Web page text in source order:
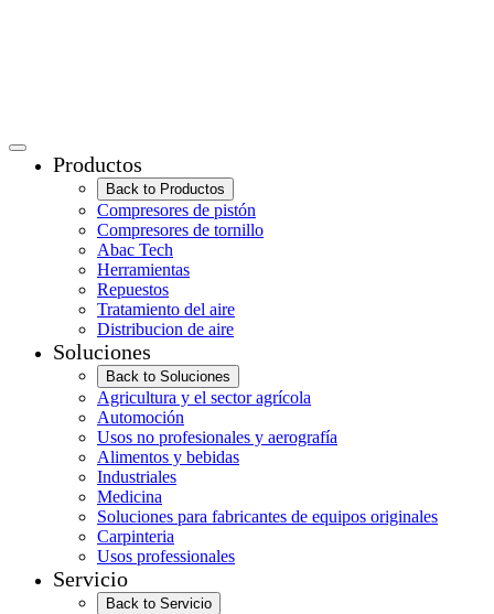
Productos
Back to Productos
Compresores de pistón
Compresores de tornillo
Abac Tech
Herramientas
Repuestos
Tratamiento del aire
Distribucion de aire
Soluciones
Back to Soluciones
Agricultura y el sector agrícola
Automoción
Usos no profesionales y aerografía
Alimentos y bebidas
Industriales
Medicina
Soluciones para fabricantes de equipos originales
Carpinteria
Usos professionales
Servicio
Back to Servicio